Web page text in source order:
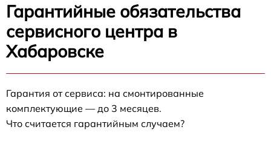
Гарантийные обязательства
сервисного центра в
Хабаровске
Гарантия от сервиса: на смонтированные
комплектующие — до 3 месяцев.
Что считается гарантийным случаем?